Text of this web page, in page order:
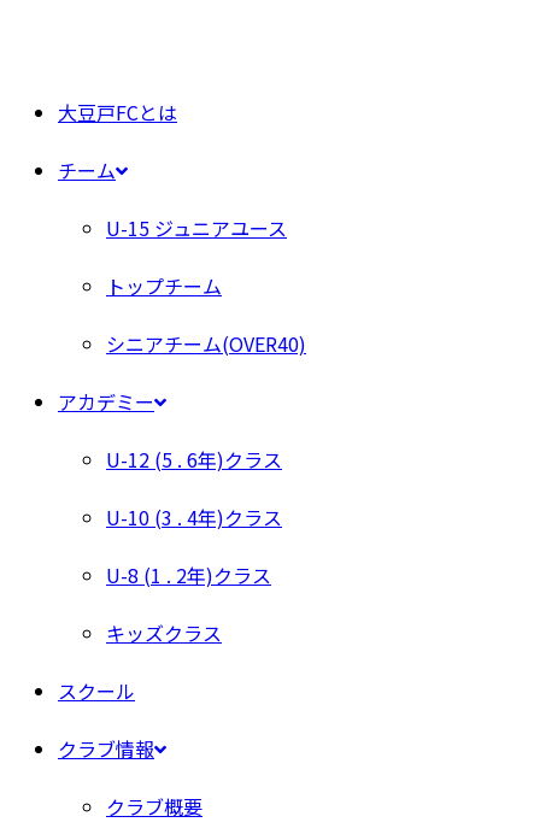
大豆戸FCとは
チーム
U-15 ジュニアユース
トップチーム
シニアチーム(OVER40)
アカデミー
U-12 (5 . 6年)クラス
U-10 (3 . 4年)クラス
U-8 (1 . 2年)クラス
キッズクラス
スクール
クラブ情報
クラブ概要